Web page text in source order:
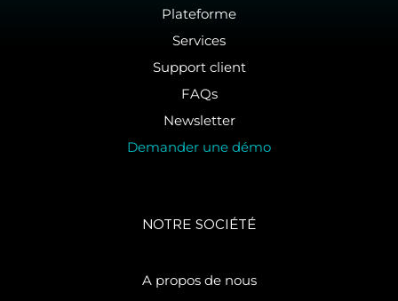
Plateforme
Services
Support client
FAQs
Newsletter
Demander une démo
NOTRE SOCIÉTÉ
A propos de nous